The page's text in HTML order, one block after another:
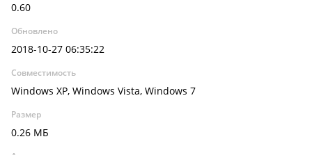
0.60
Обновлено
2018-10-27 06:35:22
Совместимость
Windows XP, Windows Vista, Windows 7
Размер
0.26 МБ